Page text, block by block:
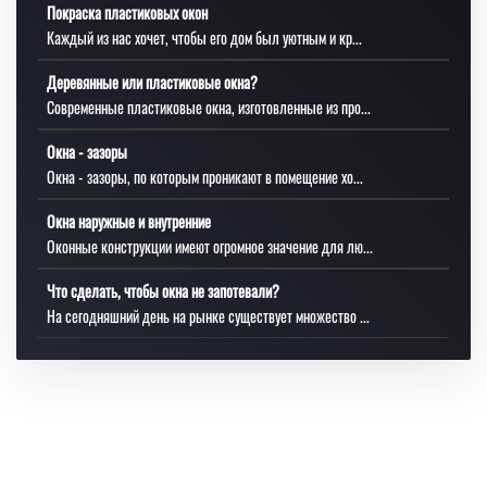
Покраска пластиковых окон
Каждый из нас хочет, чтобы его дом был уютным и кр...
Деревянные или пластиковые окна?
Современные пластиковые окна, изготовленные из про...
Окна - зазоры
Окна - зазоры, по которым проникают в помещение хо...
Окна наружные и внутренние
Оконные конструкции имеют огромное значение для лю...
Что сделать, чтобы окна не запотевали?
На сегодняшний день на рынке существует множество ...